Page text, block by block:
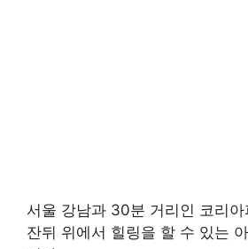
서울 강남과 30분 거리인 코리
잔뒤 위에서 힐링을 할 수 있는